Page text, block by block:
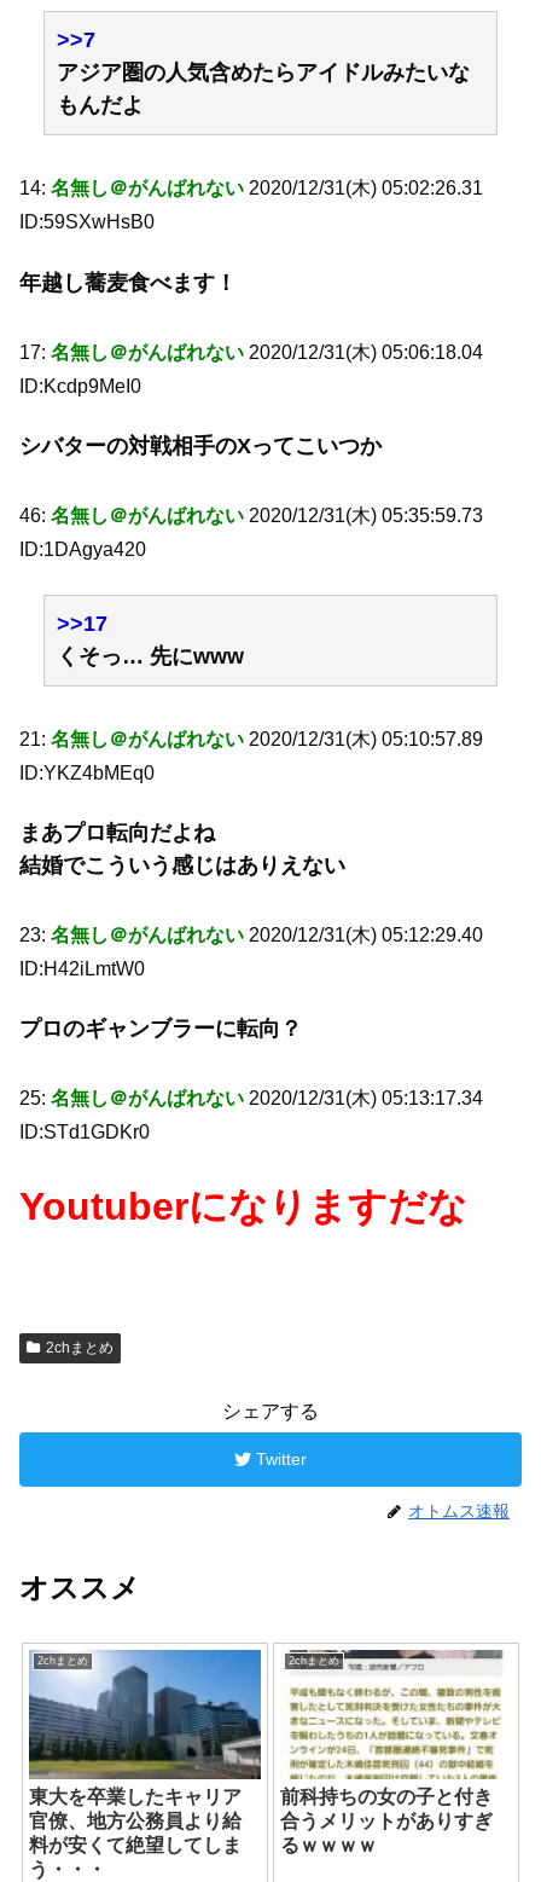
>>7
アジア圏の人気含めたらアイドルみたいな
もんだよ
14: 名無し＠がんばれない 2020/12/31(木) 05:02:26.31
ID:59SXwHsB0
年越し蕎麦食べます！
17: 名無し＠がんばれない 2020/12/31(木) 05:06:18.04
ID:Kcdp9MeI0
シバターの対戦相手のXってこいつか
46: 名無し＠がんばれない 2020/12/31(木) 05:35:59.73
ID:1DAgya420
>>17
くそっ… 先にwww
21: 名無し＠がんばれない 2020/12/31(木) 05:10:57.89
ID:YKZ4bMEq0
まあプロ転向だよね
結婚でこういう感じはありえない
23: 名無し＠がんばれない 2020/12/31(木) 05:12:29.40
ID:H42iLmtW0
プロのギャンブラーに転向？
25: 名無し＠がんばれない 2020/12/31(木) 05:13:17.34
ID:STd1GDKr0
Youtuberになりますだな
2chまとめ
シェアする
Twitter
オトムス速報
オススメ
2chまとめ
東大を卒業したキャリア
官僚、地方公務員より給
料が安くて絶望してしま
う・・・
2chまとめ
前科持ちの女の子と付き
合うメリットがありすぎ
るｗｗｗｗ